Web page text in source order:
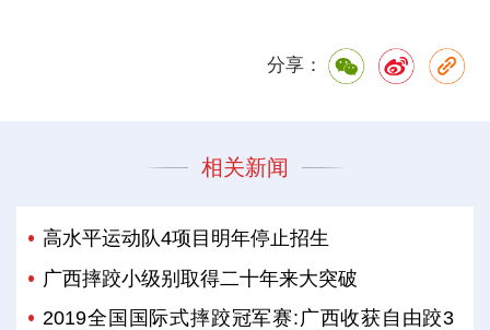
分享：
相关新闻
高水平运动队4项目明年停止招生
广西摔跤小级别取得二十年来大突破
2019全国国际式摔跤冠军赛:广西收获自由跤3